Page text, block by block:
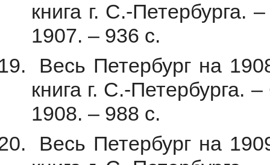
книга г. С.-
1907. – 936 с.
Весь Петербург на
книга г. С.-
1908. – 988 с.
Весь Петербург на